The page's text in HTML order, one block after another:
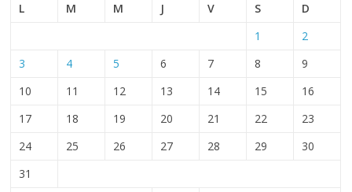
L
M M J V S D
1
2
3
4 5 6 7 8
9
10
11 12 13 14 15
16
17
18 19 20 21 22
23
24
25 26 27 28 29
30
31